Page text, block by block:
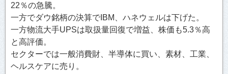
22％の急騰。
一方でダウ銘柄の決算でIBM、ハネウェルは下げた。
一方物流大手UPSは取扱量回復で増益、株価も5.3％高
と高評価。
セクターでは一般消費財、半導体に買い、素材、工業、
ヘルスケアに売り。